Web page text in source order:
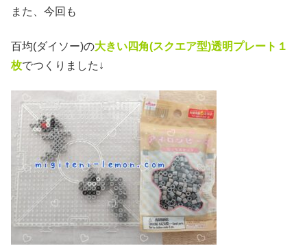
また、今回も
百均(ダイソー)の大きい四角(スクエア型)透明プレート１
枚でつくりました↓